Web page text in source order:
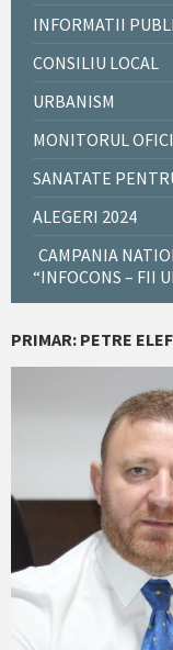
INFORMATII
CONSILIU LOCAL
URBANISM
MONITORUL
SANATATE
ALEGERI 2024
CAMPANIA
“INFOCONS – FII
PRIMAR: PETRE